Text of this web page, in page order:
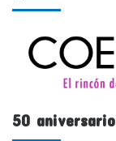
50 aniversario